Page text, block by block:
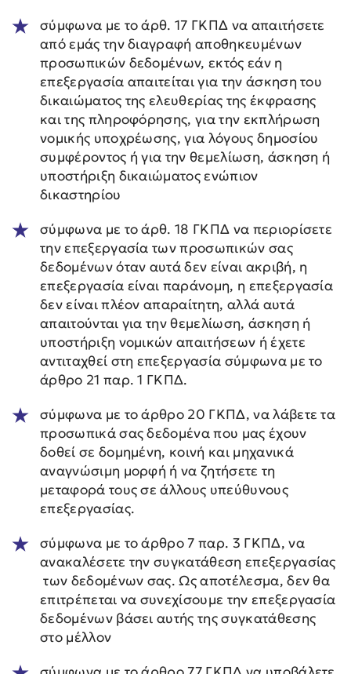
σύμφωνα με το άρθ. 17 ΓΚΠΔ να απαιτήσετε
από εμάς την διαγραφή αποθηκευμένων
προσωπικών δεδομένων, εκτός εάν η
επεξεργασία απαιτείται για την άσκηση του
δικαιώματος της ελευθερίας της έκφρασης
και της πληροφόρησης, για την εκπλήρωση
νομικής υποχρέωσης, για λόγους δημοσίου
συμφέροντος ή για την θεμελίωση, άσκηση ή
υποστήριξη δικαιώματος ενώπιον
δικαστηρίου
σύμφωνα με το άρθ. 18 ΓΚΠΔ να περιορίσετε
την επεξεργασία των προσωπικών σας
δεδομένων όταν αυτά δεν είναι ακριβή, η
επεξεργασία είναι παράνομη, η επεξεργασία
δεν είναι πλέον απαραίτητη, αλλά αυτά
απαιτούνται για την θεμελίωση, άσκηση ή
υποστήριξη νομικών απαιτήσεων ή έχετε
αντιταχθεί στη επεξεργασία σύμφωνα με το
άρθρο 21 παρ. 1 ΓΚΠΔ.
σύμφωνα με το άρθρο 20 ΓΚΠΔ, να λάβετε τα
προσωπικά σας δεδομένα που μας έχουν
δοθεί σε δομημένη, κοινή και μηχανικά
αναγνώσιμη μορφή ή να ζητήσετε τη
μεταφορά τους σε άλλους υπεύθυνους
επεξεργασίας.
σύμφωνα με το άρθρο 7 παρ. 3 ΓΚΠΔ, να
ανακαλέσετε την συγκατάθεση επεξεργασίας
των δεδομένων σας. Ως αποτέλεσμα, δεν θα
επιτρέπεται να συνεχίσουμε την επεξεργασία
δεδομένων βάσει αυτής της συγκατάθεσης
στο μέλλον